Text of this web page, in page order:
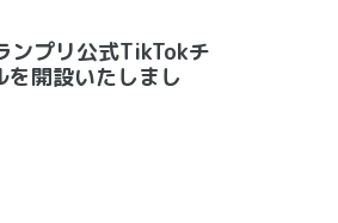
ンプリ公式TikTokチ
を開設いたしまし